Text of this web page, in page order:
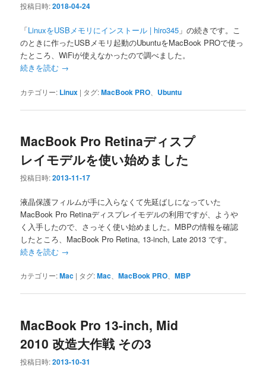
投稿日時:2018-04-24
「LinuxをUSBメモリにインストール | hiro345 」の続きです。こ
のときに作ったUSBメモリ起動のUbuntuをMacBook PROで使っ
たところ、WiFiが使えなかったので調べました。
続きを読む →
カテゴリー: Linux | タグ:MacBook PRO Ubuntu
MacBook Pro Retinaディスプ
レイモデルを使い始めました
投稿日時:2013-11-17
液晶保護フィルムが手に入らなくて先延ばしになっていた
MacBook Pro Retinaディスプレイモデルの利用ですが、ようや
く入手したので、さっそく使い始めました。MBPの情報を確認
したところ、MacBook Pro Retina, 13-inch, Late 2013 です。
続きを読む →
カテゴリー:Mac | タグ:Mac 、MacBook PRO 、MBP
MacBook Pro 13-inch, Mid
2010 改造大作戦 その3
投稿日時:2013-10-31